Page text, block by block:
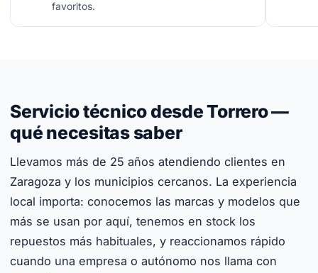
favoritos.
Servicio técnico desde Torrero —
qué necesitas saber
Llevamos más de 25 años atendiendo clientes en
Zaragoza y los municipios cercanos. La experiencia
local importa: conocemos las marcas y modelos que
más se usan por aquí, tenemos en stock los
repuestos más habituales, y reaccionamos rápido
cuando una empresa o autónomo nos llama con